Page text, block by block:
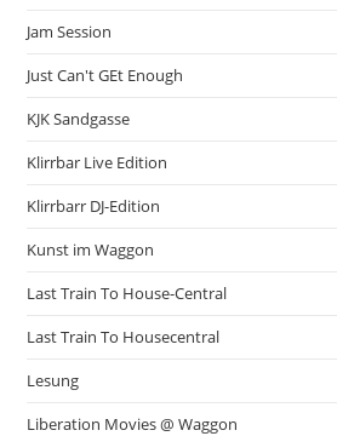
Jam Session
Just Can't GEt Enough
KJK Sandgasse
Klirrbar Live Edition
Klirrbarr DJ-Edition
Kunst im Waggon
Last Train To House-Central
Last Train To Housecentral
Lesung
Liberation Movies @ Waggon